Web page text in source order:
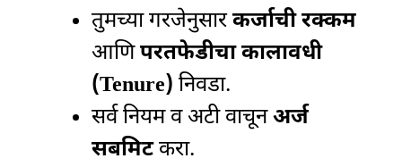
तुमच्या गरजेनुसारकर्जाची रक्कम
आणिपरतफेडीचा कालावधी
(Tenure) निवडा.
सर्व नियम व अटी वाचूनअर्ज
सबमिटकरा.